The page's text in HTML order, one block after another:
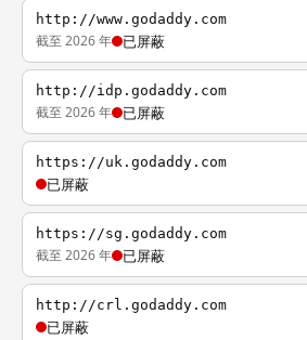
http://www.godaddy.com
截至 2026 年 已屏蔽
http://idp.godaddy.com
截至 2026 年 已屏蔽
https://uk.godaddy.com
已屏蔽
https://sg.godaddy.com
截至 2026 年 已屏蔽
http://crl.godaddy.com
已屏蔽